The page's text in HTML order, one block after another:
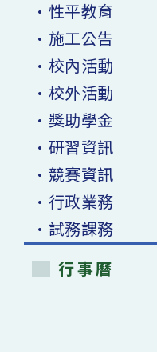
•性平教育
•施工公告
•校內活動
•校外活動
•獎助學金
•研習資訊
•競賽資訊
•行政業務
•試務課務
行事曆